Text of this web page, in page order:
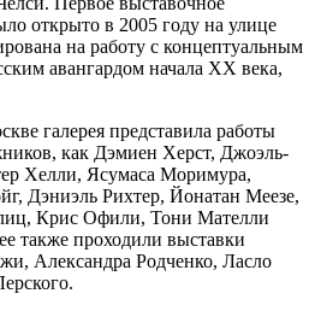
открыто в 2005 году на улице
на работу с концептуальным
авангардом начала XX века,
галерея представила работы
как Дэмиен Херст, Джоэль-
Хелли, Ясумаса Моримура,
Дэниэль Рихтер, Йонатан Меезе,
Крис Офили, Тони Мателли
также проходили выставки
Александра Родченко, Ласло